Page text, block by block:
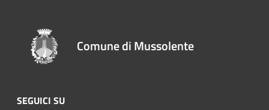
Comune di Mussolente
SEGUICI SU